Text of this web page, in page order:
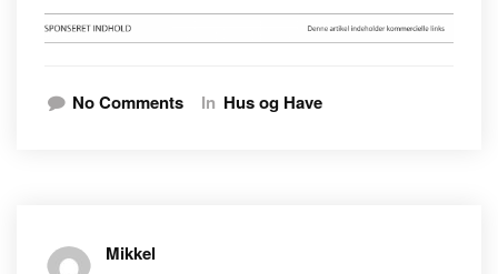
No Comments In Hus og Have
Mikkel